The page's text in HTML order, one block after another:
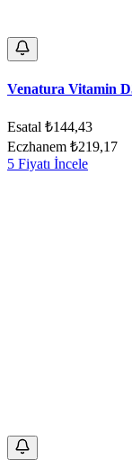
Venatura Vitamin
Esatal ₺144,43
Eczhanem ₺219,17
5 Fiyatı İncele